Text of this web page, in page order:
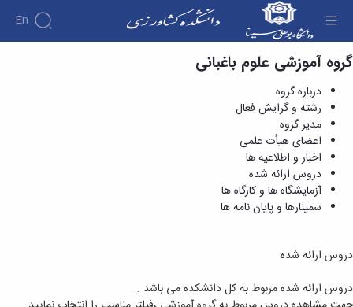
En
دروس ارائه شده - دانشکده کشاورزی
گروه آموزشی علوم باغبانی
درباره گروه
رشته و گرایش فعال
مدیر گروه
اعضای هیأت علمی
اخبار و اطلاعیه ها
دروس ارائه شده
آزمایشگاه ها و کارگاه ها
سمینارها و پایان نامه ها
دروس ارائه شده
دروس ارائه شده مربوط به کل دانشکده می باشد .